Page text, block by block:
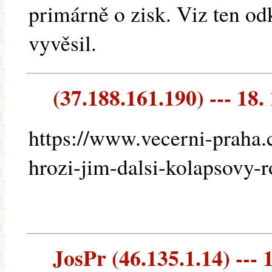
primárně o zisk. Viz ten
vyvěsil.
(37.188.161.190) --- 18.
https://www.vecerni-
hrozi-jim-dalsi-kolapsovy-
JosPr (46.135.1.14) ---